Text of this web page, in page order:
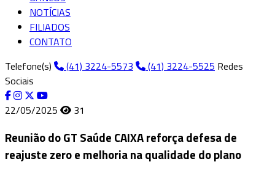
NOTÍCIAS
FILIADOS
CONTATO
Telefone(s)
(41) 3224-5573 (41) 3224-5525 Redes
Sociais
22/05/2025
31
Reunião do GT Saúde CAIXA reforça defesa de
reajuste zero e melhoria na qualidade do plano